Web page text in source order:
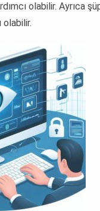
olabilir. Ayrıca